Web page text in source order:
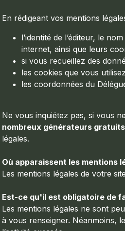
En rédigeant vos mentions
l’identité de l’éditeur, le
internet, ainsi que leurs
si vous recueillez des
les cookies que vous
les coordonnées du
Ne vous inquiétez pas, si vous
nombreux générateurs
légales.
Où apparaissent les mentions
Les mentions légales de votre
Est-ce qu'il est obligatoire de
Les mentions légales ne sont
à vous renseigner. Néanmoins,